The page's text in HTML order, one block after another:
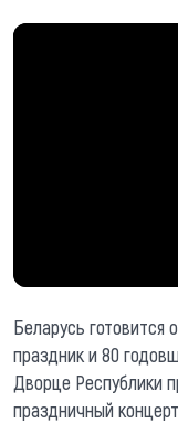
Беларусь готовится
праздник и 80
Дворце Республики
праздничный